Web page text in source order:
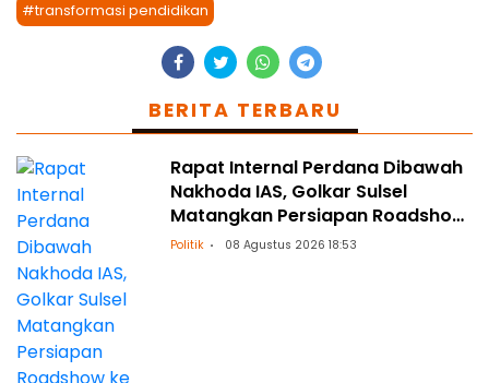
#transformasi pendidikan
BERITA TERBARU
Rapat Internal Perdana Dibawah
Nakhoda IAS, Golkar Sulsel
Matangkan Persiapan Roadshow
ke Daerah
Politik 08 Agustus 2026 18:53